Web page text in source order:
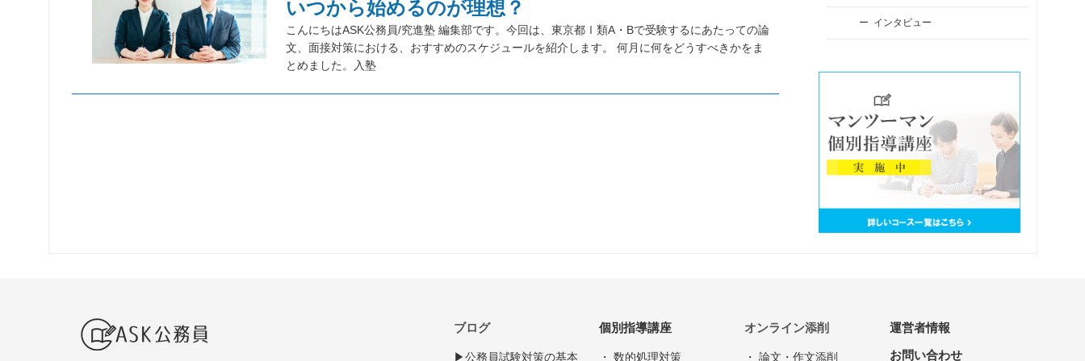
いつから始めるのが理想？
こんにちはASK公務員/究進塾 編集部です。今回は、東京都Ⅰ類A・Bで受験するにあたっての論
文、面接対策における、おすすめのスケジュールを紹介します。 何月に何をどうすべきかをま
とめました。入塾
インタビュー
ブログ
▶︎公務員試験対策の基本
個別指導講座
・ 数的処理対策
オンライン添削
・ 論文・作文添削
運営者情報
お問い合わせ